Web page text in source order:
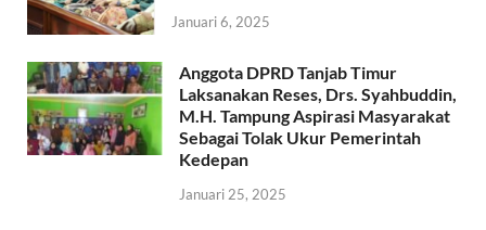
Januari 6, 2025
Anggota DPRD Tanjab Timur
Laksanakan Reses, Drs. Syahbuddin,
M.H. Tampung Aspirasi Masyarakat
Sebagai Tolak Ukur Pemerintah
Kedepan
Januari 25, 2025